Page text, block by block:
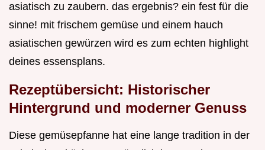
asiatisch zu zaubern. das ergebnis? ein fest für die
sinne! mit frischem gemüse und einem hauch
asiatischen gewürzen wird es zum echten highlight
deines essensplans.
Rezeptübersicht: Historischer
Hintergrund und moderner Genuss
Diese gemüsepfanne hat eine lange tradition in der